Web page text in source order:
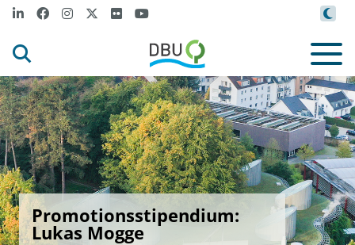
Promotionsstipendium:
Lukas Mogge